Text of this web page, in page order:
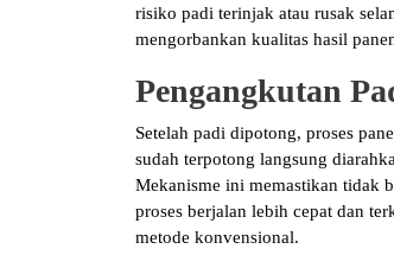
risiko padi terinjak atau rusak
mengorbankan kualitas hasil
Pengangkutan
Setelah padi dipotong, proses
sudah terpotong langsung
Mekanisme ini memastikan tidak
proses berjalan lebih cepat dan
metode konvensional.